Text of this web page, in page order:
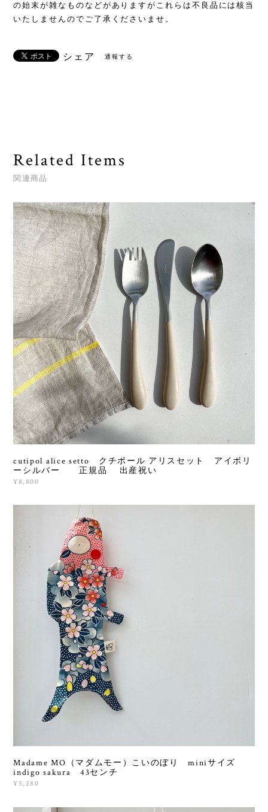
の始末が雑なものなどがありますがこれらは不良品には核当
いたしませんのでご了承くださいませ。
シェア 通報する
Related Items
関連商品
cutipol alice setto クチポール アリスセット アイボリ
ーシルバー 正規品 出産祝い
¥8,800
Madame MO（マダムモー）こいのぼり miniサイズ
indigo sakura 43センチ
¥5,280